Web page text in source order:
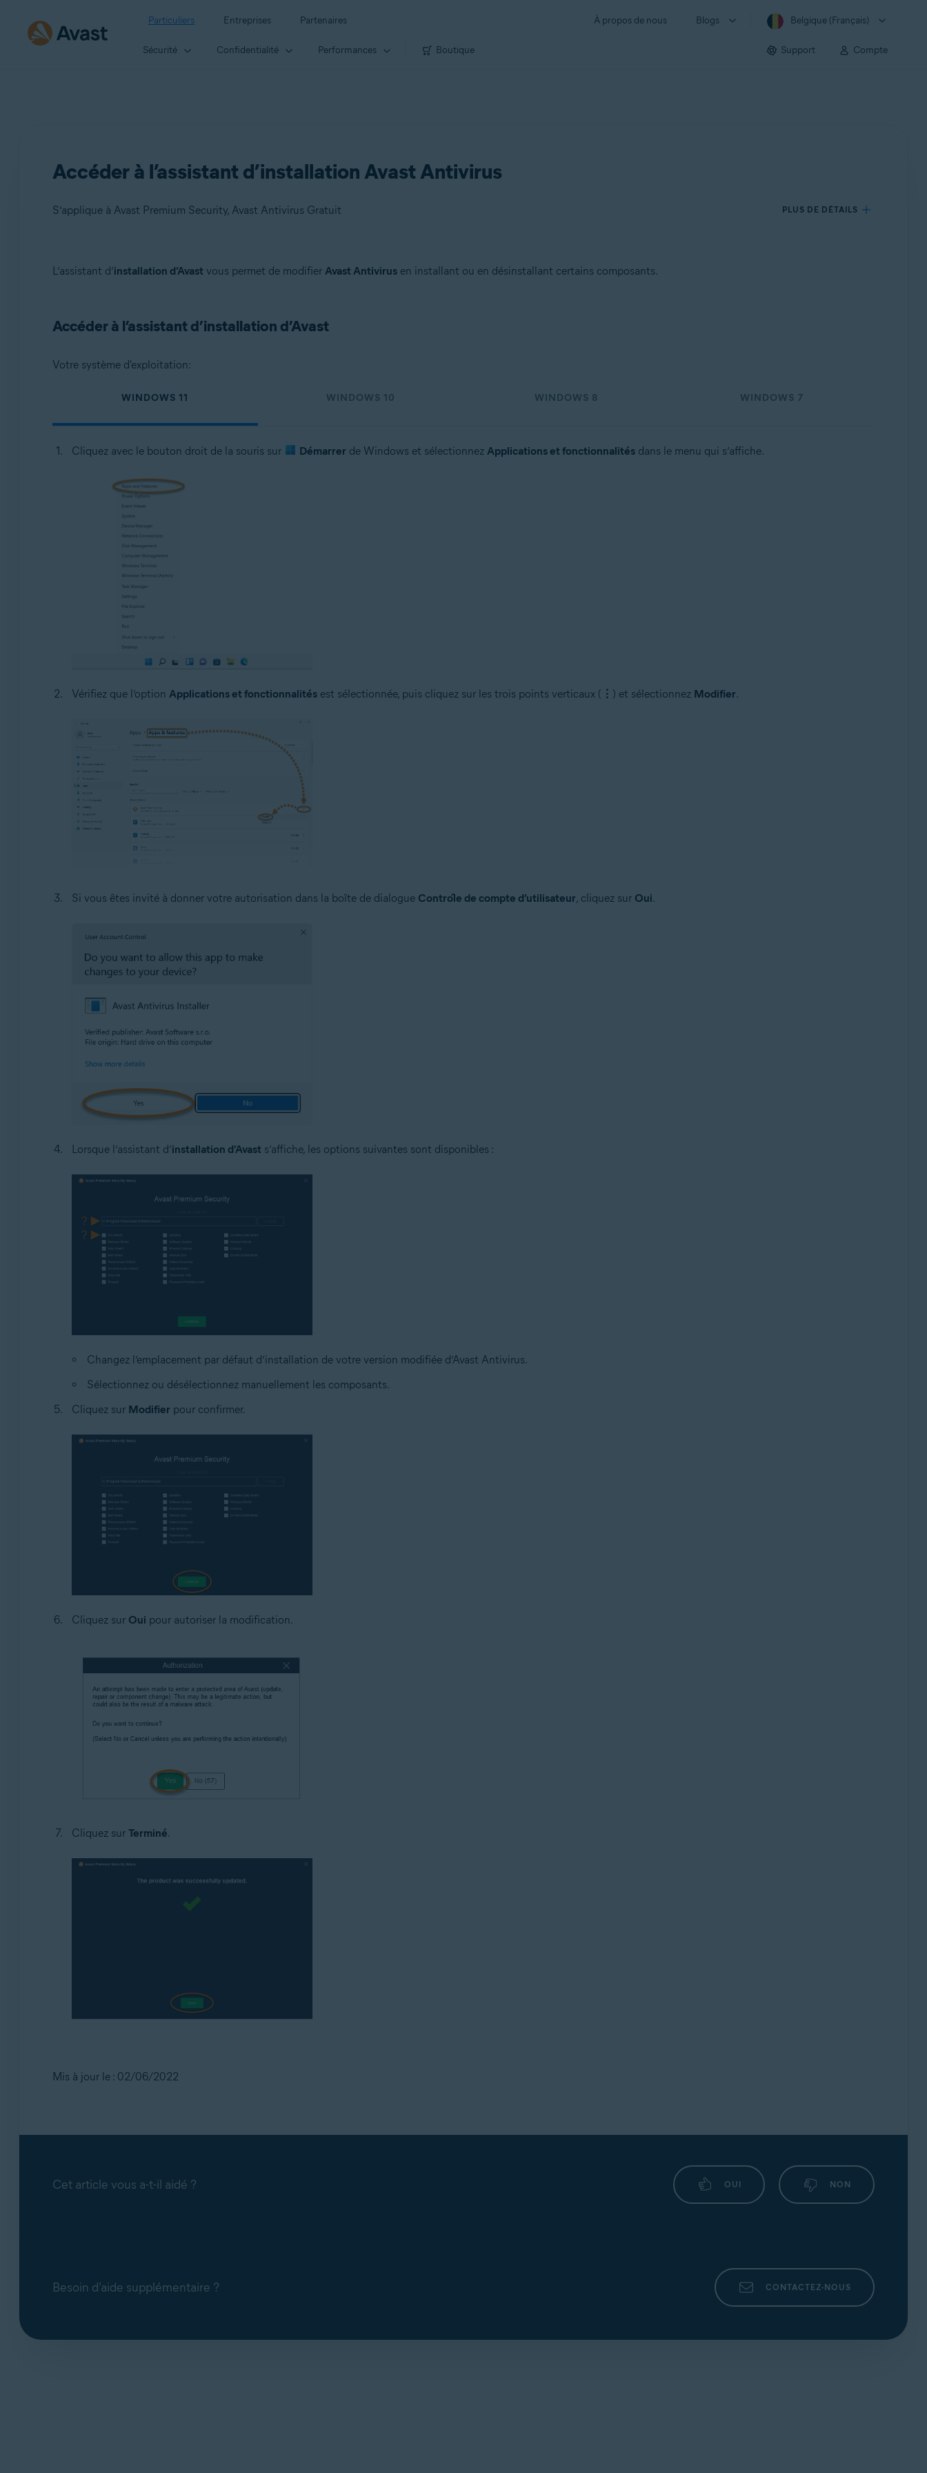
Particuliers Entreprises Partenaires À propos de nous Blogs Belgique (Français)
Sécurité Confidentialité Performances Boutique Support Compte
Accéder à l’assistant d’installation Avast Antivirus
S’applique à Avast Premium Security, Avast Antivirus Gratuit PLUS DE DÉTAILS
Produits:
Systèmes d'exploitation:
Microsoft Windows 10 Famille/Pro/Entreprise/Éducation (32/64 bits)
Microsoft Windows 7 Édition Familiale Basique/Édition Familiale Premium/Professionnel/Entreprise/Édition Intégrale - Service Pack 1 avec mise à jour cumulative de commodité
L’assistant d’installation d’Avast vous permet de modifier Avast Antivirusen installant ou en désinstallant certains composants.
Accéder à l’assistant d’installation d’Avast
Votre système d'exploitation:
WINDOWS 11 WINDOWS 10 WINDOWS 8 WINDOWS 7
Cliquez avec le bouton droit de la souris sur Démarrer de Windows et sélectionnez Applications et fonctionnalitésdans le menu qui s’affiche.
Vérifiez que l’option Applications et fonctionnalitésest sélectionnée, puis cliquez sur les trois points verticaux ( ⋮ ) et sélectionnez Modifier.
Si vous êtes invité à donner votre autorisation dans la boîte de dialogue Contrôle de compte d’utilisateur, cliquez sur Oui.
Lorsque l’assistant d’installation d’Avast s’affiche, les options suivantes sont disponibles :
Changez l’emplacement par défaut d’installation de votre version modifiée d’Avast Antivirus.
Sélectionnez ou désélectionnez manuellement les composants.
Cliquez sur Modifier pour confirmer.
Cliquez sur Oui pour autoriser la modification.
Cliquez sur Terminé.
Mis à jour le : 02/06/2022
Cet article vous a-t-il aidé ? OUI NON
Besoin d’aide supplémentaire ? CONTACTEZ-NOUS